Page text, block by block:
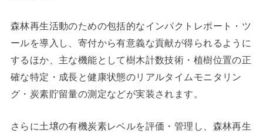
森林再生活動のための包括的なインパクトレポート・ツ
ールを導入し、寄付から有意義な貢献が得られるように
するほか、主な機能として樹木計数技術・植樹位置の正
確な特定・成長と健康状態のリアルタイムモニタリン
グ・炭素貯留量の測定などが実装されます。
さらに土壌の有機炭素レベルを評価・管理し、森林再生